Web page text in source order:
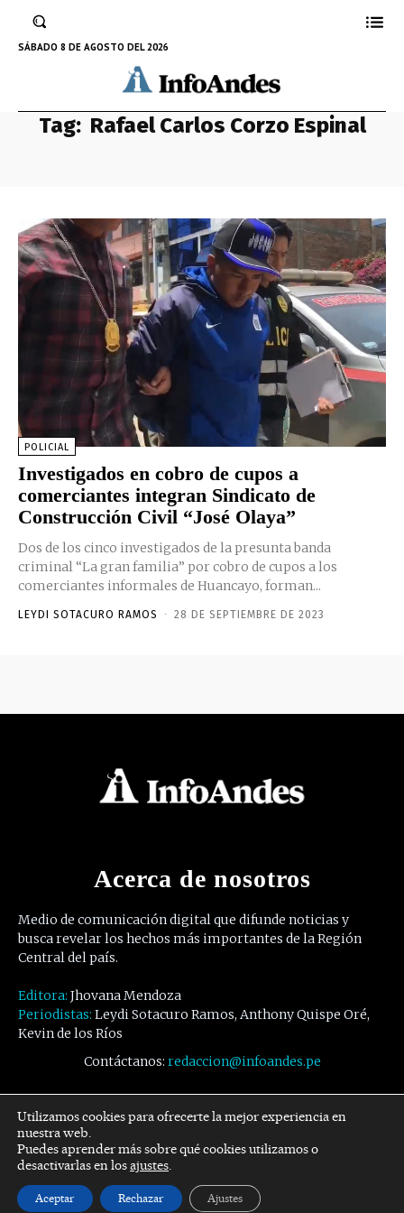
SÁBADO 8 DE AGOSTO DEL 2026
Tag: Rafael Carlos Corzo Espinal
POLICIAL
Investigados en cobro de cupos a
comerciantes integran Sindicato de
Construcción Civil “José Olaya”
Dos de los cinco investigados de la presunta banda
criminal “La gran familia” por cobro de cupos a los
comerciantes informales de Huancayo, forman...
LEYDI SOTACURO RAMOS - 28 DE SEPTIEMBRE DE 2023
Acerca de nosotros
Medio de comunicación digital que difunde noticias y
busca revelar los hechos más importantes de la Región
Central del país.
Editora: Jhovana Mendoza
Periodistas: Leydi Sotacuro Ramos, Anthony Quispe Oré,
Kevin de los Ríos
Contáctanos: redaccion@infoandes.pe
Síguenos
Facebook Twitter Youtube
Utilizamos cookies para ofrecerte la mejor experiencia en
nuestra web.
Puedes aprender más sobre qué cookies utilizamos o
desactivarlas en losajustes.
Aceptar Rechazar Ajustes